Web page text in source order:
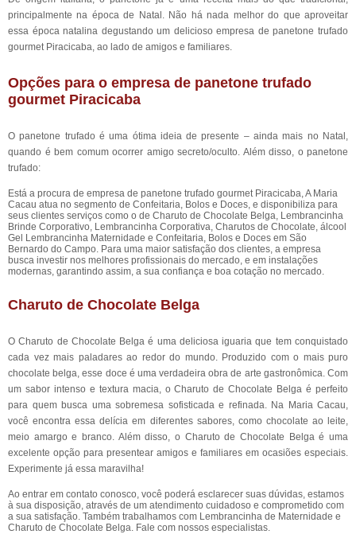
principalmente na época de Natal. Não há nada melhor do que aproveitar
essa época natalina degustando um delicioso empresa de panetone trufado
gourmet Piracicaba, ao lado de amigos e familiares.
Opções para o empresa de panetone trufado
gourmet Piracicaba
O panetone trufado é uma ótima ideia de presente – ainda mais no Natal,
quando é bem comum ocorrer amigo secreto/oculto. Além disso, o panetone
trufado:
Está a procura de empresa de panetone trufado gourmet Piracicaba, A Maria
Cacau atua no segmento de Confeitaria, Bolos e Doces, e disponibiliza para
seus clientes serviços como o de Charuto de Chocolate Belga, Lembrancinha
Brinde Corporativo, Lembrancinha Corporativa, Charutos de Chocolate, álcool
Gel Lembrancinha Maternidade e Confeitaria, Bolos e Doces em São
Bernardo do Campo. Para uma maior satisfação dos clientes, a empresa
busca investir nos melhores profissionais do mercado, e em instalações
modernas, garantindo assim, a sua confiança e boa cotação no mercado.
Charuto de Chocolate Belga
O Charuto de Chocolate Belga é uma deliciosa iguaria que tem conquistado
cada vez mais paladares ao redor do mundo. Produzido com o mais puro
chocolate belga, esse doce é uma verdadeira obra de arte gastronômica. Com
um sabor intenso e textura macia, o Charuto de Chocolate Belga é perfeito
para quem busca uma sobremesa sofisticada e refinada. Na Maria Cacau,
você encontra essa delícia em diferentes sabores, como chocolate ao leite,
meio amargo e branco. Além disso, o Charuto de Chocolate Belga é uma
excelente opção para presentear amigos e familiares em ocasiões especiais.
Experimente já essa maravilha!
Ao entrar em contato conosco, você poderá esclarecer suas dúvidas, estamos
à sua disposição, através de um atendimento cuidadoso e comprometido com
a sua satisfação. Também trabalhamos com Lembrancinha de Maternidade e
Charuto de Chocolate Belga. Fale com nossos especialistas.